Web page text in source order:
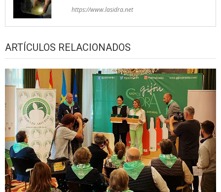
https://www.lasidra.net
ARTÍCULOS RELACIONADOS